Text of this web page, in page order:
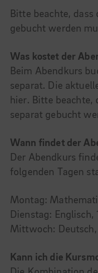
Bitte beachte, dass
gebucht werden
Was kostet der
Beim Abendkurs
separat. Die
hier. Bitte beachte,
separat gebucht
Wann findet der
Der Abendkurs
folgenden Tagen
Montag:
Dienstag:
Mittwoch:
Kann ich die